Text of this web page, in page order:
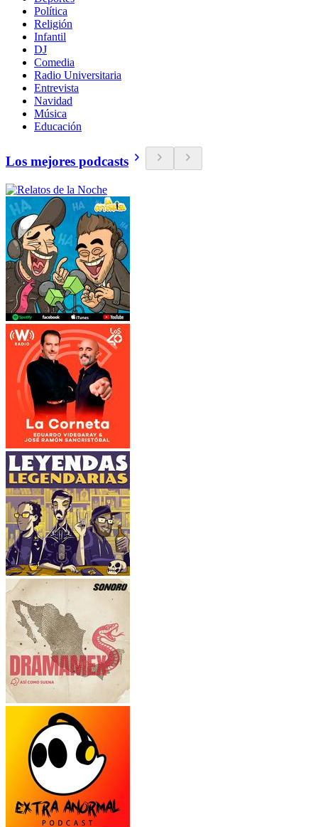
Política
Religión
Infantil
DJ
Comedia
Radio Universitaria
Entrevista
Navidad
Música
Educación
Los mejores podcasts